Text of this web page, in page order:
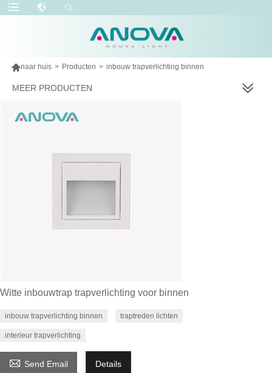
naar huis > Producten > inbouw trapverlichting binnen
MEER PRODUCTEN
Witte inbouwtrap trapverlichting voor binnen
inbouw trapverlichting binnen traptreden lichten
interieur trapverlichting
 Send Email Details